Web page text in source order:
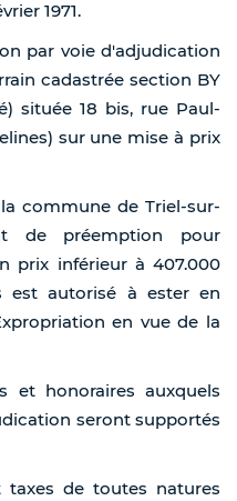
1971.
par voie d'adjudication
cadastrée section BY
située 18 bis, rue Paul-
sur une mise à prix
commune de Triel-sur-
de préemption pour
prix inférieur à 407.000
est autorisé à ester en
en vue de la
et honoraires auxquels
seront supportés
de toutes natures